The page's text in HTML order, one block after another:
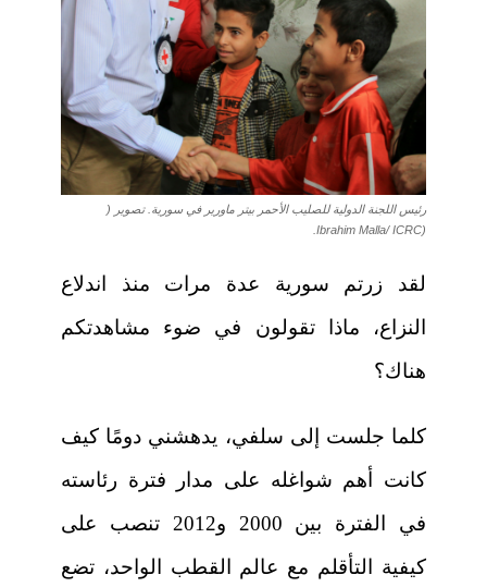
رئيس اللجنة الدولية للصليب الأحمر بيتر ماورير في سورية. تصوير (
(Ibrahim Malla/ ICRC.
لقد زرتم سورية عدة مرات منذ اندلاع
النزاع، ماذا تقولون في ضوء مشاهدتكم
هناك؟
كلما جلست إلى سلفي، يدهشني دومًا كيف
كانت أهم شواغله على مدار فترة رئاسته
في الفترة بين 2000 و2012 تنصب على
كيفية التأقلم مع عالم القطب الواحد، تضع